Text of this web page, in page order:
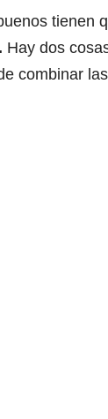
tienen
Hay dos
combinar